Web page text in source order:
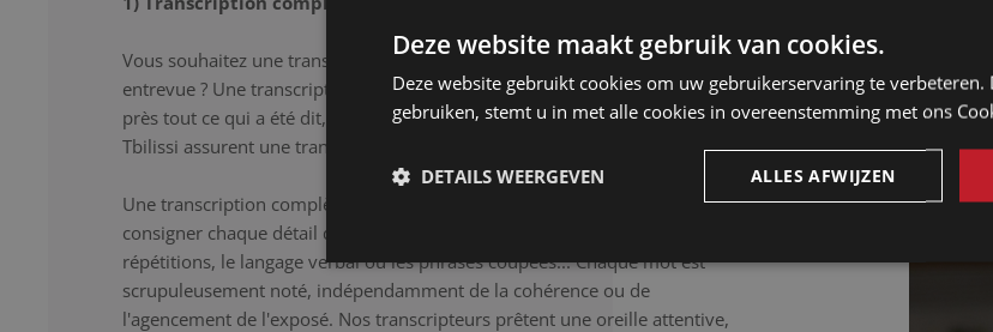
Vous souhaitez une transcription verbatim de votre réunion, entretien ou
entrevue ? Une transcription complète ou « full transcript » reprend au mot
près tout ce qui a été dit, y compris les 'hum’ et les ‘euh’. Nos transcripteurs à
Tbilissi assurent une transcription correcte et détaillée.
Une transcription complète constitue la solution idéale si vous souhaitez
consigner chaque détail de l'entretien au mot près. Les tics de langage, les
répétitions, le langage verbal ou les phrases coupées... Chaque mot est
scrupuleusement noté, indépendamment de la cohérence ou de
l'agencement de l'exposé. Nos transcripteurs prêtent une oreille attentive,
Deze website maakt gebruik van cookies.
Deze website gebruikt cookies om uw gebruikerservaring te verbeteren.
gebruiken, stemt u in met alle cookies in overeenstemming met ons
ALLES AFWIJZEN
DETAILS WEERGEVEN